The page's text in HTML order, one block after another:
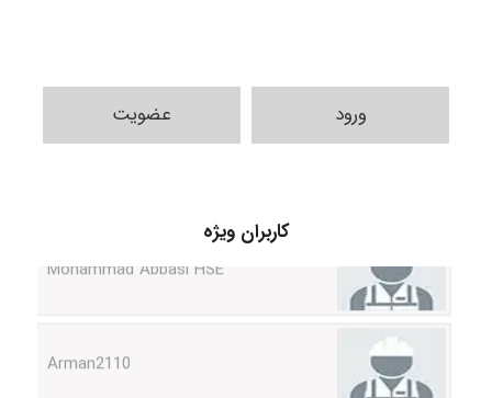
ورود عضویت
کاربران ویژهMohammad Abbasi HSE